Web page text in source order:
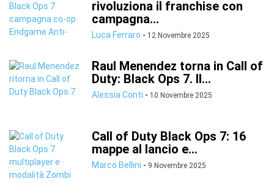
rivoluziona il franchise con
campagna...
Luca Ferraro - 12 Novembre 2025
Raul Menendez torna in Call of
Duty: Black Ops 7. Il...
Alessia Conti - 10 Novembre 2025
Call of Duty Black Ops 7: 16
mappe al lancio e...
Marco Bellini - 9 Novembre 2025